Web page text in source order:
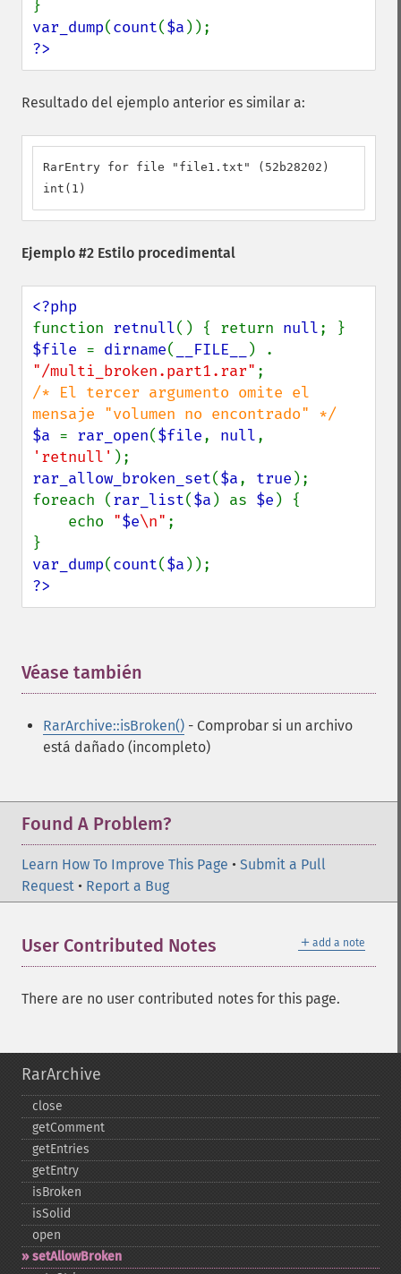
var_dump(count($a
?>
Resultado del ejemplo anterior es similar a:
RarEntry for file "file1.txt" (52b28202)
int(1)
Ejemplo #2 Estilo procedimental
function retnull() { return null
$file = dirname( __FILE__
"/multi_broken.part1.rar"
/* El tercer argumento omite el
$a = rar_open($file, null
'retnull'
rar_allow_broken_set($a, true );
foreach (rar_list($a ) as $e ) {
    echo
"$e\n" ;
var_dump(count($a
?>
Véase también
RarArchive::isBroken() - Comprobar si un archivo
está dañado (incompleto)
Found A Problem?
Learn How To Improve This Page • Submit a Pull
Request • Report a Bug
＋ add a note
User Contributed Notes
There are no user contributed notes for this page.
RarArchive
close
getComment
getEntries
getEntry
isBroken
isSolid
open
setAllowBroken